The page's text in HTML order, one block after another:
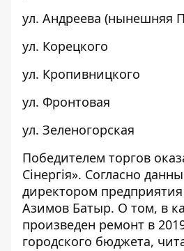
ул. Андреева (нынешняя
ул. Корецкого
ул. Кропивницкого
ул. Фронтовая
ул. Зеленогорская
Победителем торгов
Сінергія». Согласно
директором предприятия
Азимов Батыр. О том, в
произведен ремонт в
городского бюджета,